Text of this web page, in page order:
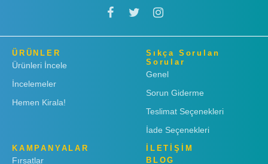
ÜRÜNLER
Ürünleri İncele
İncelemeler
Hemen Kirala!
Sıkça Sorulan
Sorular
Genel
Sorun Giderme
Teslimat Seçenekleri
İade Seçenekleri
KAMPANYALAR
Fırsatlar
İLETİŞİM
BLOG